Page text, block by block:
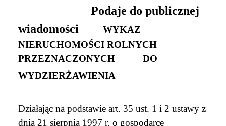
Podaje do publicznej
wiadomości
WYKAZ
NIERUCHOMOŚCI ROLNYCH
PRZEZNACZONYCH
DO
WYDZIERŻAWIENIA
Działając na podstawie art. 35 ust. 1 i 2 ustawy z
dnia 21 sierpnia 1997 r. o gospodarce